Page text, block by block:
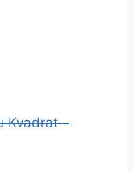
Kvadrat –